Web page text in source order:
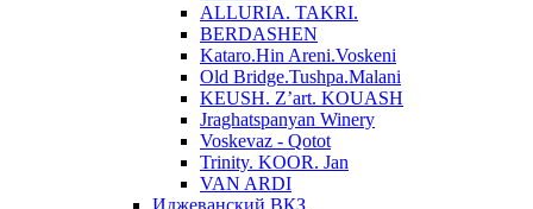
ALLURIA. TAKRI.
BERDASHEN
Kataro.Hin Areni.Voskeni
Old Bridge.Tushpa.Malani
KEUSH. Z’art. KOUASH
Jraghatspanyan Winery
Voskevaz - Qotot
Trinity. KOOR. Jan
VAN ARDI
Иджеванский ВКЗ